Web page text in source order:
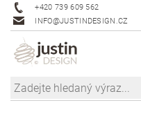
+420 739 609 562
INFO@JUSTINDESIGN.CZ